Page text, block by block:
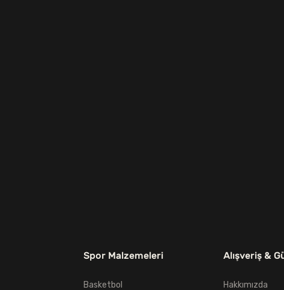
Spor Malzemeleri
Basketbol
Alışveriş &
Hakkımızda